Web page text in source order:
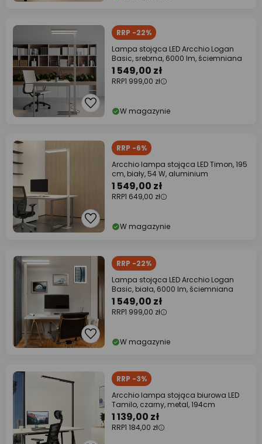
RRP -22%
Lampa stojąca LED Arcchio Logan
Basic, srebrna, 6000 lm, ściemniana
1 549,00 zł
RRP1 999,00 zł
W magazynie
RRP -6%
Arcchio lampa stojąca LED Timon, 195
cm, biały, 54 W, aluminium
1 549,00 zł
RRP1 649,00 zł
W magazynie
RRP -22%
Lampa stojąca LED Arcchio Logan
Basic, biała, 6000 lm, ściemniana
1 549,00 zł
RRP1 999,00 zł
W magazynie
RRP -3%
Arcchio lampa stojąca biurowa LED
Tamilo, czarny, metal, 194cm
1 139,00 zł
RRP1 184,00 zł